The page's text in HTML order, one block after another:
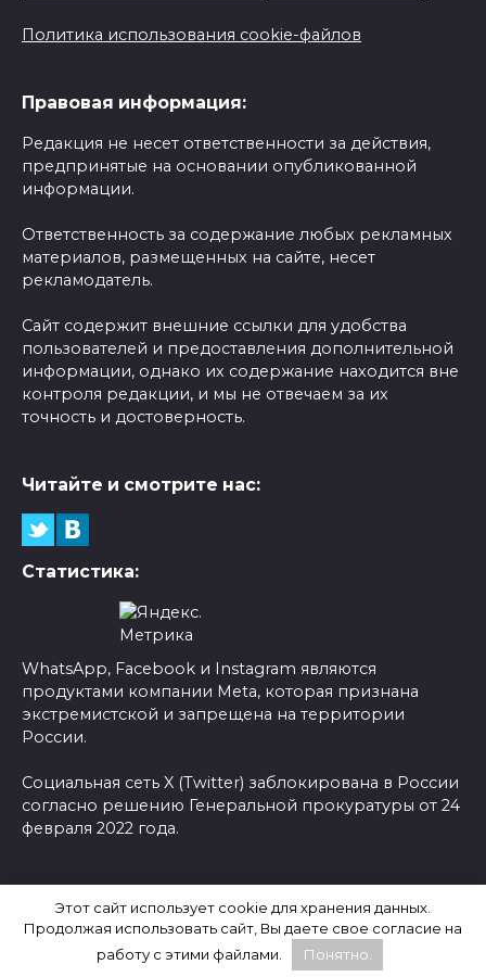
Политика использования cookie-файлов
Правовая информация:
Редакция не несет ответственности за действия,
предпринятые на основании опубликованной
информации.
Ответственность за содержание любых рекламных
материалов, размещенных на сайте, несет
рекламодатель.
Сайт содержит внешние ссылки для удобства
пользователей и предоставления дополнительной
информации, однако их содержание находится вне
контроля редакции, и мы не отвечаем за их
точность и достоверность.
Читайте и смотрите нас:
Статистика:
WhatsApp, Facebook и Instagram являются
продуктами компании Meta, которая признана
экстремистской и запрещена на территории
России.
Социальная сеть X (Twitter) заблокирована в России
согласно решению Генеральной прокуратуры от 24
февраля 2022 года.
Последние новости России
Этот сайт использует cookie для хранения данных.
Продолжая использовать сайт, Вы даете свое согласие на
работу с этими файлами.
Понятно.